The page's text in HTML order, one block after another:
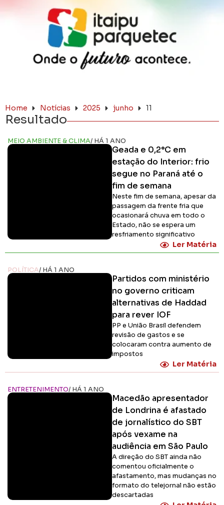
Home Notícias 2025 junho 11
Resultado
MEIO AMBIENTE & CLIMA/ HÁ 1 ANO
Geada e 0,2°C em
estação do Interior: frio
segue no Paraná até o
fim de semana
Neste fim de semana, apesar da
passagem da frente fria que
ocasionará chuva em todo o
Estado, não se espera um
resfriamento significativo
Ler Matéria
POLÍTICA/ HÁ 1 ANO
Partidos com ministério
no governo criticam
alternativas de Haddad
para rever IOF
PP e União Brasil defendem
revisão de gastos e se
colocaram contra aumento de
impostos
Ler Matéria
ENTRETENIMENTO/ HÁ 1 ANO
Macedão apresentador
de Londrina é afastado
de jornalístico do SBT
após vexame na
audiência em São Paulo
A direção do SBT ainda não
comentou oficialmente o
afastamento, mas mudanças no
formato do telejornal não estão
descartadas